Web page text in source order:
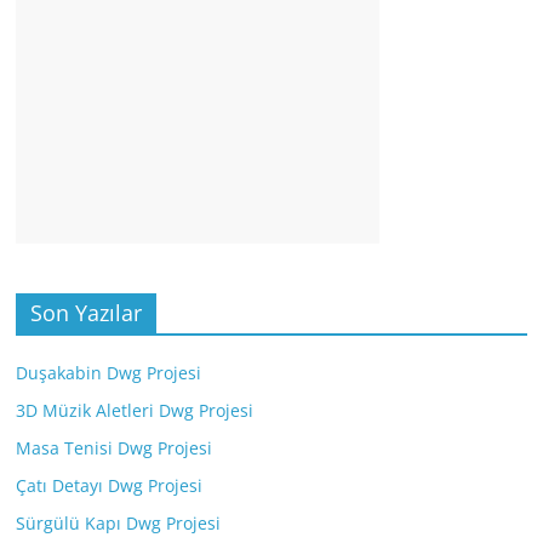
Son Yazılar
Duşakabin Dwg Projesi
3D Müzik Aletleri Dwg Projesi
Masa Tenisi Dwg Projesi
Çatı Detayı Dwg Projesi
Sürgülü Kapı Dwg Projesi